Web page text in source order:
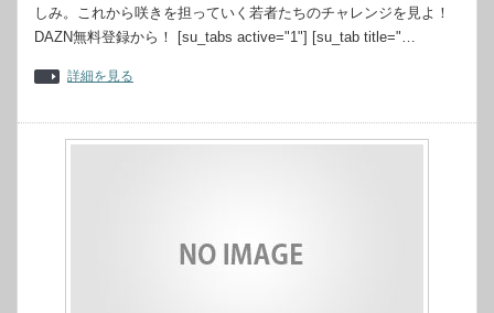
しみ。これから咲きを担っていく若者たちのチャレンジを見よ！
DAZN無料登録から！ [su_tabs active="1"] [su_tab title="…
詳細を見る